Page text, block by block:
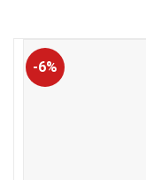
-6%